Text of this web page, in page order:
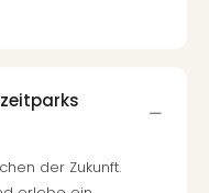
der Zukunft.